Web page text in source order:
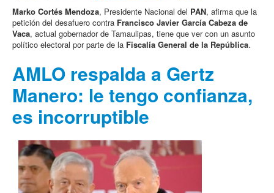
Marko Cortés Mendoza, Presidente Nacional del PAN, afirma que la
petición del desafuero contra Francisco Javier García Cabeza de
Vaca, actual gobernador de Tamaulipas, tiene que ver con un asunto
político electoral por parte de la Fiscalía General de la República.
AMLO respalda a Gertz
Manero: le tengo confianza,
es incorruptible